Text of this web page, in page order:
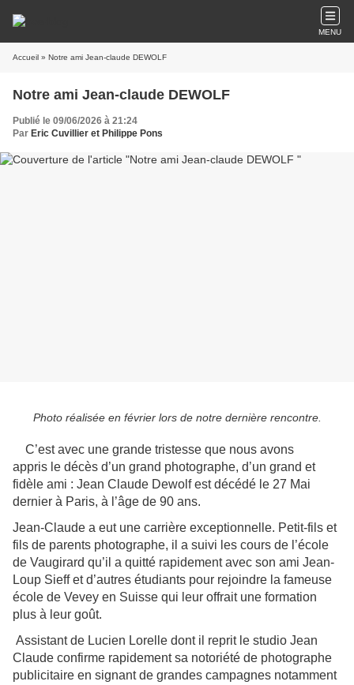
MENU
Accueil » Notre ami Jean-claude DEWOLF
Notre ami Jean-claude DEWOLF
Publié le 09/06/2026 à 21:24
Par Eric Cuvillier et Philippe Pons
Photo réalisée en février lors de notre dernière rencontre.
C’est avec une grande tristesse que nous avons
appris le décès d’un grand photographe, d’un grand et
fidèle ami : Jean Claude Dewolf est décédé le 27 Mai
dernier à Paris, à l’âge de 90 ans.
Jean-Claude a eut une carrière exceptionnelle. Petit-fils et
fils de parents photographe, il a suivi les cours de l’école
de Vaugirard qu’il a quitté rapidement avec son ami Jean-
Loup Sieff et d’autres étudiants pour rejoindre la fameuse
école de Vevey en Suisse qui leur offrait une formation
plus à leur goût.
Assistant de Lucien Lorelle dont il reprit le studio Jean
Claude confirme rapidement sa notoriété de photographe
publicitaire en signant de grandes campagnes notamment